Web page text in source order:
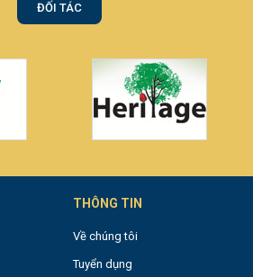
ĐỐI TÁC
THÔNG TIN
Về chúng tôi
Tuyển dụng